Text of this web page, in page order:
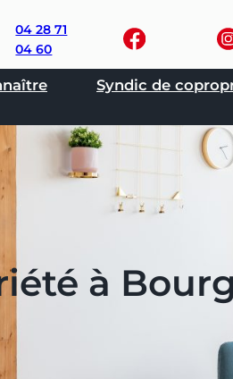
04 28 71
04 60
Syndic de
à